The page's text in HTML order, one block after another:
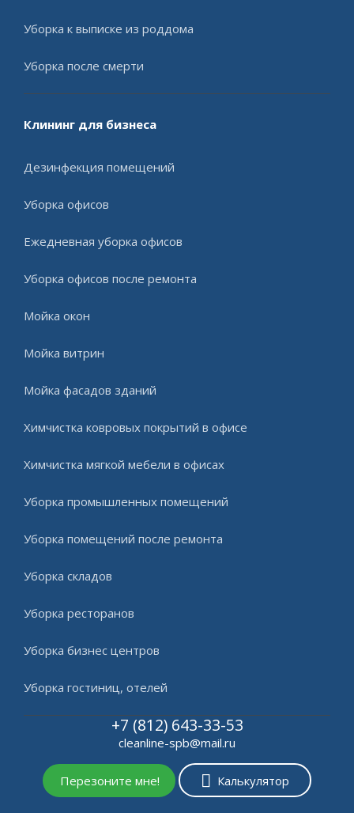
Уборка к выписке из роддома
Уборка после смерти
Клининг для бизнеса
Дезинфекция помещений
Уборка офисов
Ежедневная уборка офисов
Уборка офисов после ремонта
Мойка окон
Мойка витрин
Мойка фасадов зданий
Химчистка ковровых покрытий в офисе
Химчистка мягкой мебели в офисах
Уборка промышленных помещений
Уборка помещений после ремонта
Уборка складов
Уборка ресторанов
Уборка бизнес центров
Уборка гостиниц, отелей
+7 (812) 643-33-53
cleanline-spb@mail.ru
Перезоните мне! Калькулятор